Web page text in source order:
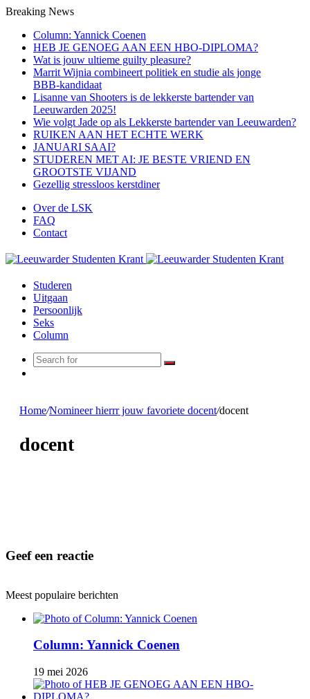
Breaking News
Column: Yannick Coenen
HEB JE GENOEG AAN EEN HBO-DIPLOMA?
Wat is jouw ultieme guilty pleasure?
Marrit Wijnia combineert politiek en studie als jonge
BBB‑kandidaat
Lisanne van Shooters is de lekkerste bartender van
Leeuwarden 2025!
Wie volgt Jade op als Lekkerste bartender van Leeuwarden?
RUIKEN AAN HET ECHTE WERK
JANUARI SAAI?
STUDEREN MET AI: JE BESTE VRIEND EN
GROOTSTE VIJAND
Gezellig stressloos kerstdiner
Over de LSK
FAQ
Contact
Menu
Studeren
Uitgaan
Persoonlijk
Seks
Column
Search
Home/Nomineer hierrr jouw favoriete docent/docent
docent
Geef een reactie
Meest populaire berichten
Column: Yannick Coenen
19 mei 2026